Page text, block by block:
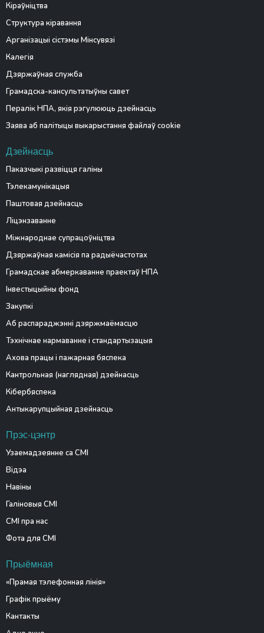
Кіраўніцтва
Структура кіравання
Арганізацыі сістэмы Мінсувязі
Калегія
Дзяржаўная служба
Грамадска-кансультатыўны савет
Пералік НПА, якія рэгулююць дзейнасць
Заява аб палітыцы выкарыстання файлаў cookie
Дзейнасць
Паказчыкі развіцця галіны
Тэлекамунікацыя
Паштовая дзейнасць
Ліцэнзаванне
Міжнароднае супрацоўніцтва
Дзяржаўная камісія па радыёчастотах
Грамадскае абмеркаванне праектаў НПА
Інвестыцыйны фонд
Закупкі
Аб распараджэнні дзяржмаёмасцю
Тэхнічнае нармаванне і стандартызацыя
Ахова працы і пажарная бяспека
Кантрольная (наглядная) дзейнасць
Кібербяспека
Антыкарупцыйная дзейнасць
Прэс-цэнтр
Узаемадзеянне са СМІ
Відэа
Навіны
Галіновыя СМІ
СМІ пра нас
Фота для СМІ
Прыёмная
«Прамая тэлефонная лінія»
Графік прыёму
Кантакты